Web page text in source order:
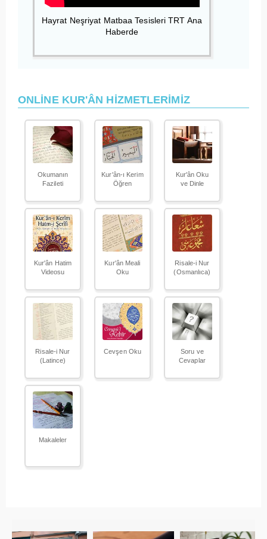
Hayrat Neşriyat Matbaa Tesisleri TRT Ana
Haberde
ONLİNE KUR'ÂN HİZMETLERİMİZ
Okumanın
Fazileti
Kur'ân-ı Kerim
Öğren
Kur'ân Oku
ve Dinle
Kur'ân Hatim
Videosu
Kur'ân Meali
Oku
Risale-i Nur
(Osmanlıca)
Risale-i Nur
(Latince)
Cevşen Oku
Soru ve
Cevaplar
Makaleler